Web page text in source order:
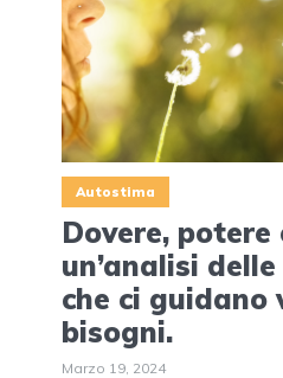
Autostima
Dovere, potere
un’analisi
che ci guidano
bisogni.
Marzo 19, 2024